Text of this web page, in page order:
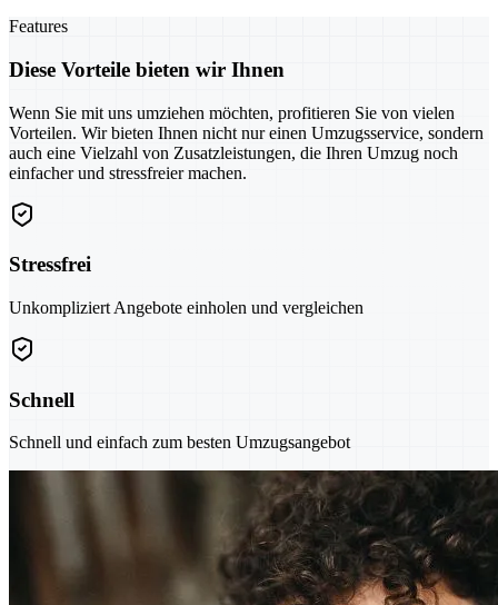
Features
Diese Vorteile bieten wir Ihnen
Wenn Sie mit uns umziehen möchten, profitieren Sie von vielen
Vorteilen. Wir bieten Ihnen nicht nur einen Umzugsservice, sondern
auch eine Vielzahl von Zusatzleistungen, die Ihren Umzug noch
einfacher und stressfreier machen.
Stressfrei
Unkompliziert Angebote einholen und vergleichen
Schnell
Schnell und einfach zum besten Umzugsangebot